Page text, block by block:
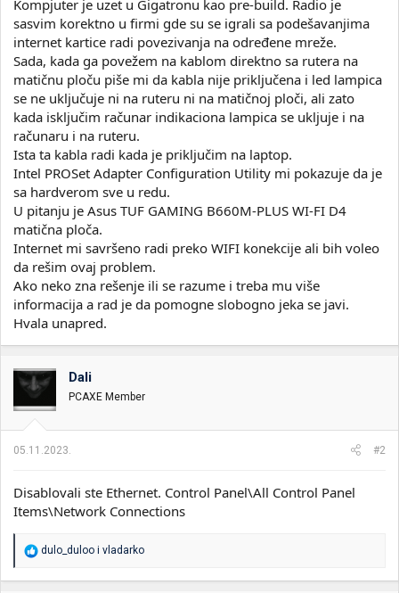
m
e
t
a
a
Kompjuter je uzet u Gigatronu kao pre-build. Radio je
sasvim korektno u firmi gde su se igrali sa podešavanjima
internet kartice radi povezivanja na određene mreže.
Sada, kada ga povežem na kablom direktno sa rutera na
matičnu ploču piše mi da kabla nije priključena i led lampica
se ne uključuje ni na ruteru ni na matičnoj ploči, ali zato
kada isključim računar indikaciona lampica se ukljuje i na
računaru i na ruteru.
Ista ta kabla radi kada je priključim na laptop.
Intel PROSet Adapter Configuration Utility mi pokazuje da je
sa hardverom sve u redu.
U pitanju je Asus TUF GAMING B660M-PLUS WI-FI D4
matična ploča.
Internet mi savršeno radi preko WIFI konekcije ali bih voleo
da rešim ovaj problem.
Ako neko zna rešenje ili se razume i treba mu više
informacija a rad je da pomogne slobogno jeka se javi.
Hvala unapred.
Dali
PCAXE Member
05.11.2023. #2
Disablovali ste Ethernet. Control Panel\All Control Panel
Items\Network Connections
R
a
dulo_duloo i vladarko